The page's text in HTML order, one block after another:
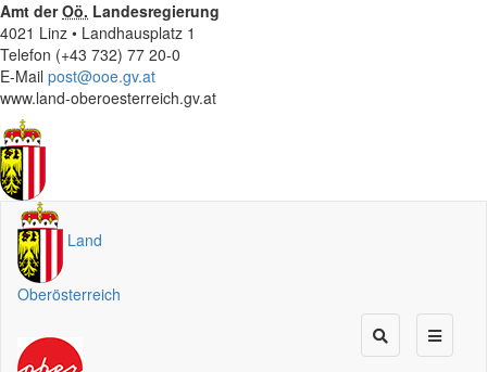
Amt derOö. Landesregierung
4021 Linz • Landhausplatz 1
Telefon (+43 732) 77 20-0
E-Mail post@ooe.gv.at
www.land-oberoesterreich.gv.at
Land
Oberösterreich